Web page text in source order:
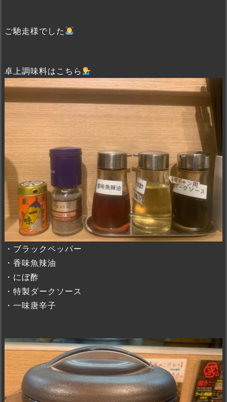
ご馳走様でした
卓上調味料はこちら
・ブラックペッパー
・香味魚辣油
・にぼ酢
・特製ダークソース
・一味唐辛子